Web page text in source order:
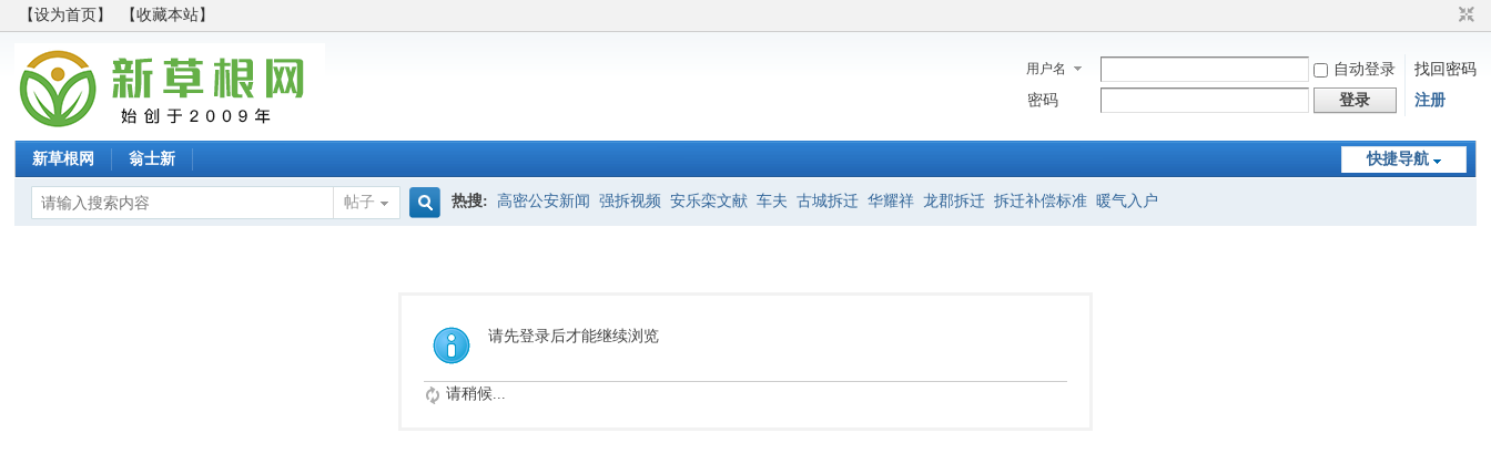
【设为首页】 【收藏本站】
用户名 自动登录
找回密码
密码
登录 注册
快捷导航
新草根网 翁士新
帖子 热搜: 高密公安新闻 强拆视频 安乐栾文献 车夫 古城拆迁 华耀祥 龙郡拆迁 拆迁补偿标准 暖气入户
请先登录后才能继续浏览
请稍候...